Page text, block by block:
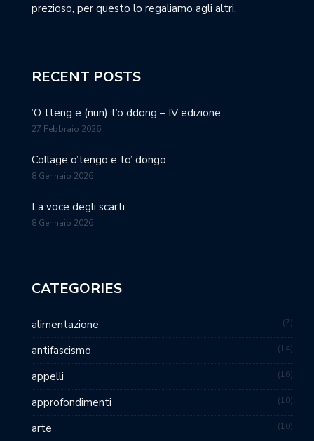
prezioso, per questo lo regaliamo agli altri.
RECENT POSTS
’O tteng e (nun) t’o ddong – IV edizione
27 Febbraio 2026
Collage o’tengo e to’ dongo
8 Gennaio 2026
La voce degli scarti
8 Gennaio 2026
CATEGORIES
alimentazione 7
antifascismo 14
appelli 16
approfondimenti 10
arte 10